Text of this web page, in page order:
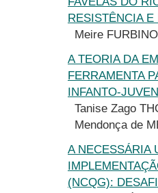
RESISTÊNCIA
Meire
A TEORIA DA
FERRAMENTA
INFANTO-
Tanise Zago
Mendonça de
A NECESSÁRIA
(NCQG):